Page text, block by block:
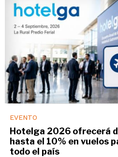
EVENTO
Hotelga 2026 ofrecerá
hasta el 10% en vuelos
todo el país